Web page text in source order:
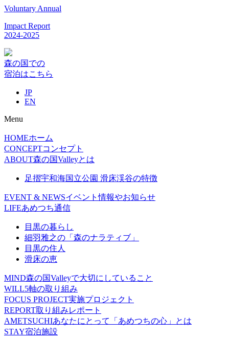
Voluntary Annual
Impact Report
2024-2025
森の国での
宿泊はこちら
JP
EN
Menu
HOMEホーム
CONCEPTコンセプト
ABOUT森の国Valleyとは
足摺宇和海国立公園 滑床渓谷の特徴
EVENT & NEWSイベント情報やお知らせ
LIFEあめつち通信
目黒の暮らし
細羽雅之の「森のナラティブ」
目黒の住人
滑床の恵
MIND森の国Valleyで大切にしていること
WILL5軸の取り組み
FOCUS PROJECT実施プロジェクト
REPORT取り組みレポート
AMETSUCHIあなたにとって「あめつちの心」とは
STAY宿泊施設